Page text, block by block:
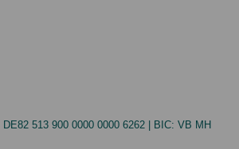
DE82 513 900 0000 0000 6262 | BIC: VB MH